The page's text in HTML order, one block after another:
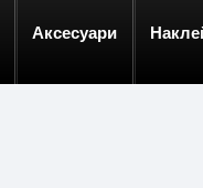
Аксесуари